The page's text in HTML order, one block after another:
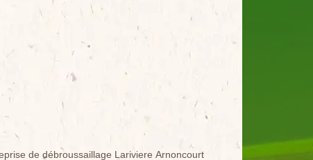
de débroussaillage Lariviere Arnoncourt